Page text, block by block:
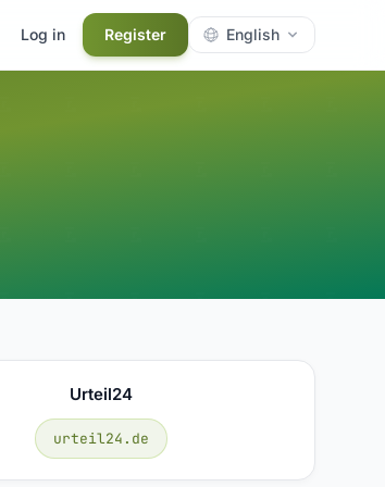
Log in Register English
Urteil24
urteil24.de